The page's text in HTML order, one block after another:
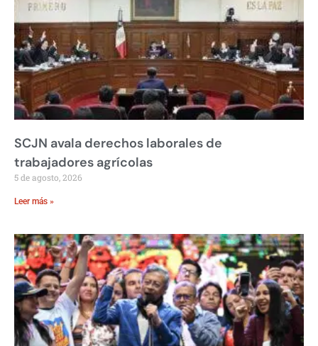
SCJN avala derechos laborales de
trabajadores agrícolas
5 de agosto, 2026
Leer más »